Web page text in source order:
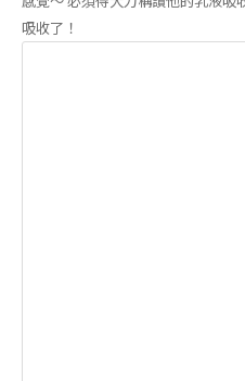
吸收了！